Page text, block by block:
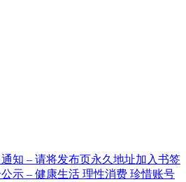
知 – 请将发布页永久地址加入书签
示 – 健康生活 理性消费 珍惜账号